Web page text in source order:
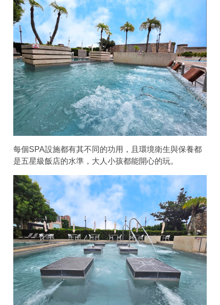
每個SPA設施都有其不同的功用，且環境衛生與保養都
是五星級飯店的水準，大人小孩都能開心的玩。